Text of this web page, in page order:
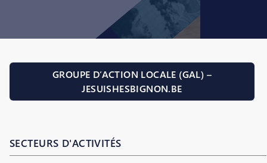
GROUPE D’ACTION LOCALE (GAL) –
JESUISHESBIGNON.BE
SECTEURS D'ACTIVITÉS